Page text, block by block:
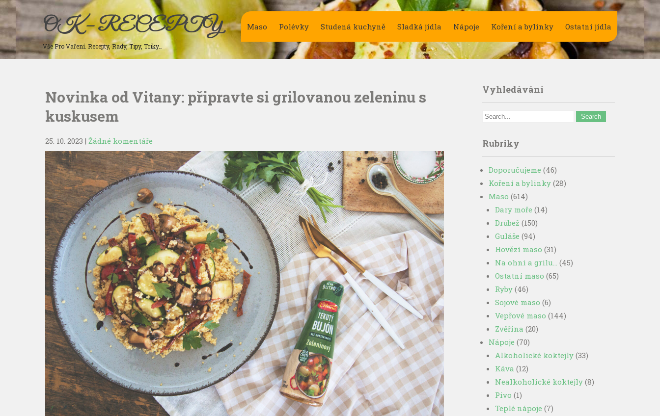
Skip
to
content
OK – RECEPTY
Vše Pro Vaření. Recepty, Rady, Tipy, Triky…
Maso Polévky Studená kuchyně Sladká jídla Nápoje Koření a bylinky Ostatní jídla
Novinka od Vitany: připravte si grilovanou zeleninu s
kuskusem
25. 10. 2023 | Žádné komentáře
Vyhledávání
Rubriky
Doporučujeme (46)
Koření a bylinky (28)
Maso (614)
Dary moře (14)
Drůbež (150)
Guláše (94)
Hovězí maso (31)
Na ohni a grilu… (45)
Ostatní maso (65)
Ryby (46)
Sojové maso (6)
Vepřové maso (144)
Zvěřina (20)
Nápoje (70)
Alkoholické koktejly (33)
Káva (12)
Nealkoholické koktejly (8)
Pivo (1)
Teplé nápoje (7)